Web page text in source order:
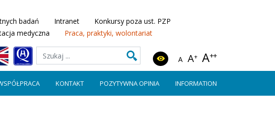
badań Intranet
Konkursy poza ust. PZP
medyczna Praca, praktyki, wolontariat
A A+ A++
KONTAKT POZYTYWNA OPINIA INFORMATION